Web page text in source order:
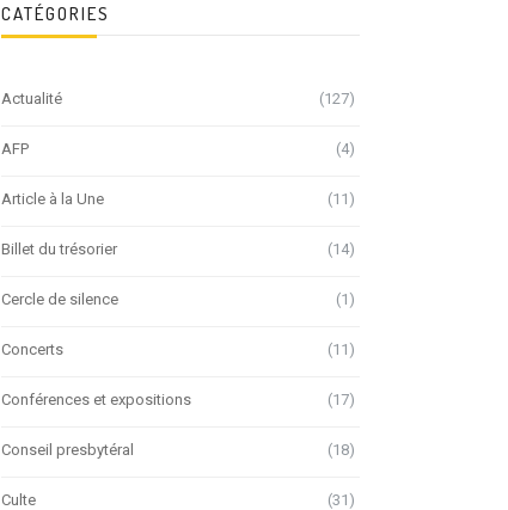
CATÉGORIES
Actualité (127)
AFP (4)
Article à la Une (11)
Billet du trésorier (14)
Cercle de silence (1)
Concerts (11)
Conférences et expositions (17)
Conseil presbytéral (18)
Culte (31)